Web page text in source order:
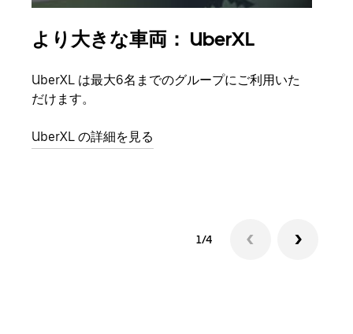
より大きな車両： UberXL
UberXL は最大6名までのグループにご利用いた
だけます。
UberXL の詳細を見る
1/4